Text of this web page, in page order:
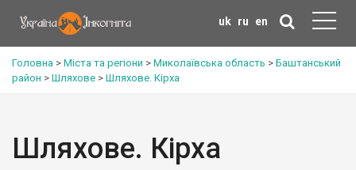
uk ru en
Головна > Міста та регіони > Миколаївська область > Баштанський
район > Шляхове > Шляхове. Кірха
Шляхове. Кірха